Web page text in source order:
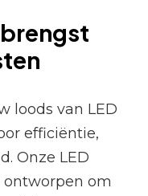
loods van LED
efficiëntie,
Onze LED
ontworpen om